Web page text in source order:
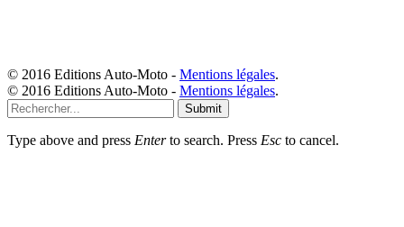
© 2016 Editions Auto-Moto - Mentions légales.
© 2016 Editions Auto-Moto - Mentions légales.
Submit
Type above and press Enterto search. Press Esc to cancel.